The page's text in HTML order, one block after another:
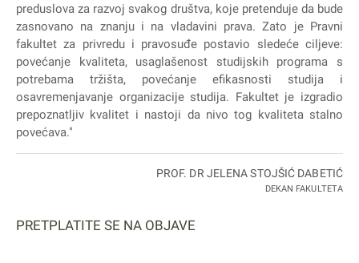
preduslova za razvoj svakog društva, koje pretenduje da bude
zasnovano na znanju i na vladavini prava. Zato je Pravni
fakultet za privredu i pravosuđe postavio sledeće ciljeve:
povećanje kvaliteta, usaglašenost studijskih programa s
potrebama tržišta, povećanje efikasnosti studija i
osavremenjavanje organizacije studija. Fakultet je izgradio
prepoznatljiv kvalitet i nastoji da nivo tog kvaliteta stalno
povećava."
PROF. DR JELENA STOJŠIĆ DABETIĆ
DEKAN FAKULTETA
PRETPLATITE SE NA OBJAVE